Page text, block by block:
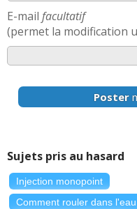
E-mail facultatif
(permet la modification
Poster
Sujets pris au hasard
Injection monopoint
Comment rouler dans